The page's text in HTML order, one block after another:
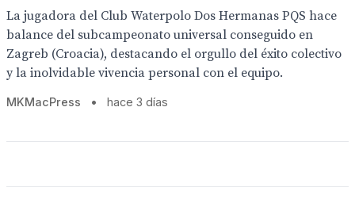
La jugadora del Club Waterpolo Dos Hermanas PQS hace
balance del subcampeonato universal conseguido en
Zagreb (Croacia), destacando el orgullo del éxito colectivo
y la inolvidable vivencia personal con el equipo.
MKMacPress • hace 3 días